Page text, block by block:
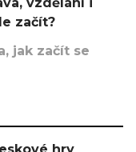
začít?
jak začít se